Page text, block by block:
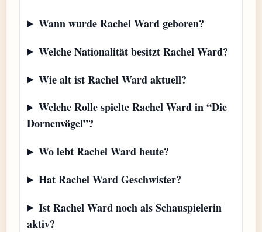
Wann wurde Rachel Ward geboren?
Welche Nationalität besitzt Rachel Ward?
Wie alt ist Rachel Ward aktuell?
Welche Rolle spielte Rachel Ward in “Die
Dornenvögel”?
Wo lebt Rachel Ward heute?
Hat Rachel Ward Geschwister?
Ist Rachel Ward noch als Schauspielerin
aktiv?